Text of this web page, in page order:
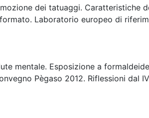
dei tatuaggi. Caratteristiche
Laboratorio europeo di
mentale. Esposizione a
Pègaso 2012. Riflessioni dal